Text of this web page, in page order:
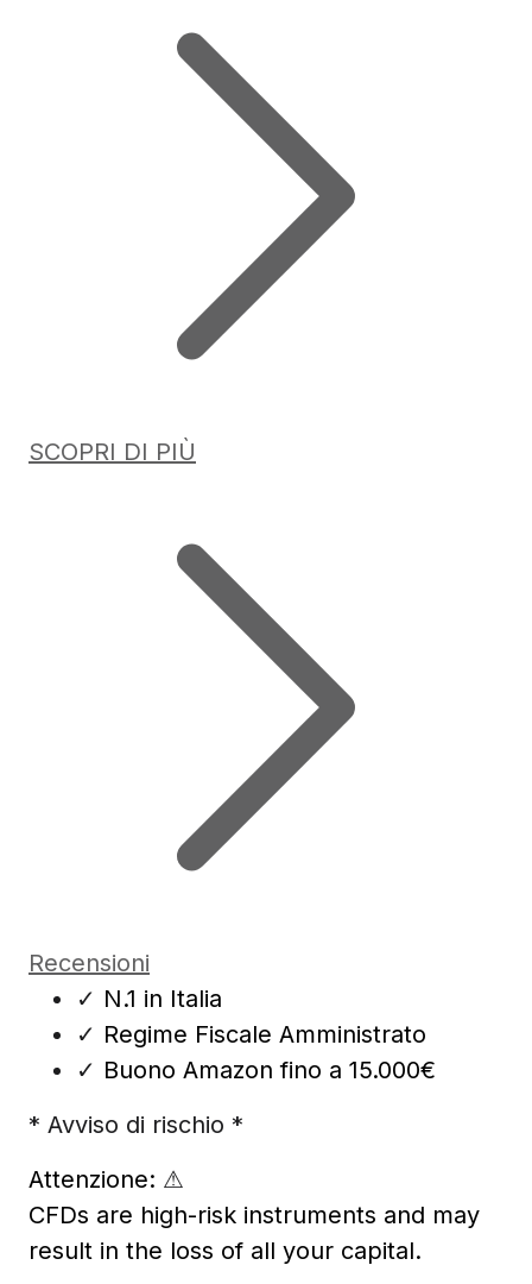
SCOPRI DI PIÙ
Recensioni
✓ N.1 in Italia
✓ Regime Fiscale Amministrato
✓ Buono Amazon fino a 15.000€
* Avviso di rischio *
Attenzione: ⚠
CFDs are high-risk instruments and may
result in the loss of all your capital.